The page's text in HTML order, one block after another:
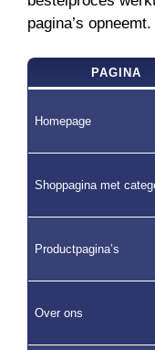
pagina’s opneemt.
PAGINA
Homepage
Shoppagina met
Productpagina’s
Over ons